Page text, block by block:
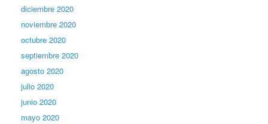
diciembre 2020
noviembre 2020
octubre 2020
septiembre 2020
agosto 2020
julio 2020
junio 2020
mayo 2020